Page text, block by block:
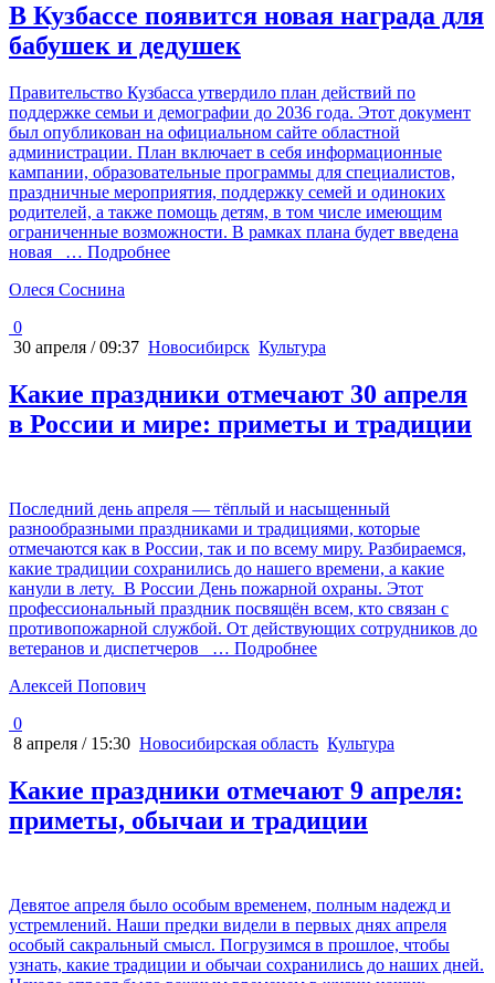
В Кузбассе появится новая награда для
бабушек и дедушек
Правительство Кузбасса утвердило план действий по
поддержке семьи и демографии до 2036 года. Этот документ
был опубликован на официальном сайте областной
администрации. План включает в себя информационные
кампании, образовательные программы для специалистов,
праздничные мероприятия, поддержку семей и одиноких
родителей, а также помощь детям, в том числе имеющим
ограниченные возможности. В рамках плана будет введена
новая
… Подробнее
Олеся Соснина
0
30 апреля / 09:37 Новосибирск Культура
Какие праздники отмечают 30 апреля
в России и мире: приметы и традиции
Последний день апреля — тёплый и насыщенный
разнообразными праздниками и традициями, которые
отмечаются как в России, так и по всему миру. Разбираемся,
какие традиции сохранились до нашего времени, а какие
канули в лету. В России День пожарной охраны. Этот
профессиональный праздник посвящён всем, кто связан с
противопожарной службой. От действующих сотрудников до
ветеранов и диспетчеров
… Подробнее
Алексей Попович
0
8 апреля / 15:30 Новосибирская область Культура
Какие праздники отмечают 9 апреля:
приметы, обычаи и традиции
Девятое апреля было особым временем, полным надежд и
устремлений. Наши предки видели в первых днях апреля
особый сакральный смысл. Погрузимся в прошлое, чтобы
узнать, какие традиции и обычаи сохранились до наших дней.